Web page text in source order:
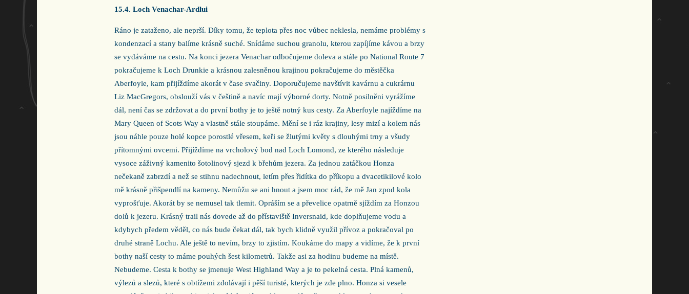
15.4. Loch Venachar-Ardlui
Ráno je zataženo, ale neprší. Díky tomu, že teplota přes noc vůbec neklesla, nemáme problémy s
kondenzací a stany balíme krásně suché. Snídáme suchou granolu, kterou zapíjíme kávou a brzy
se vydáváme na cestu. Na konci jezera Venachar odbočujeme doleva a stále po National Route 7
pokračujeme k Loch Drunkie a krásnou zalesněnou krajinou pokračujeme do městěčka
Aberfoyle, kam přijíždíme akorát v čase svačiny. Doporučujeme navštívit kavárnu a cukrárnu
Liz MacGregors, obslouží vás v češtině a navíc mají výborné dorty. Notně posilněni vyrážíme
dál, není čas se zdržovat a do první bothy je to ještě notný kus cesty. Za Aberfoyle najíždíme na
Mary Queen of Scots Way a vlastně stále stoupáme. Mění se i ráz krajiny, lesy mizí a kolem nás
jsou náhle pouze holé kopce porostlé vřesem, keři se žlutými květy s dlouhými trny a všudy
přítomnými ovcemi. Přijíždíme na vrcholový bod nad Loch Lomond, ze kterého následuje
vysoce záživný kamenito šotolinový sjezd k břehům jezera. Za jednou zatáčkou Honza
nečekaně zabrzdí a než se stihnu nadechnout, letím přes řidítka do příkopu a dvacetikilové kolo
mě krásně přišpendlí na kameny. Nemůžu se ani hnout a jsem moc rád, že mě Jan zpod kola
vyprošťuje. Akorát by se nemusel tak tlemit. Opráším se a převelice opatrně sjíždím za Honzou
dolů k jezeru. Krásný trail nás dovede až do přístaviště Inversnaid, kde doplňujeme vodu a
kdybych předem věděl, co nás bude čekat dál, tak bych klidně využil přívoz a pokračoval po
druhé straně Lochu. Ale ještě to nevím, brzy to zjistím. Koukáme do mapy a vidíme, že k první
bothy naší cesty to máme pouhých šest kilometrů. Takže asi za hodinu budeme na místě.
Nebudeme. Cesta k bothy se jmenuje West Highland Way a je to pekelná cesta. Plná kamenů,
výlezů a slezů, které s obtížemi zdolávají i pěší turisté, kterých je zde plno. Honza si vesele